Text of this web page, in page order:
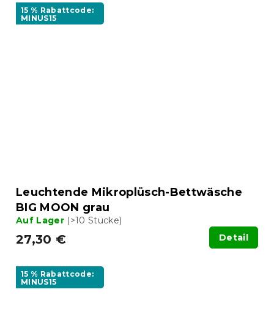
15 % Rabattcode:
MINUS15
Leuchtende Mikroplüsch-Bettwäsche
BIG MOON grau
Auf Lager (>10 Stücke)
27,30 € Detail
15 % Rabattcode:
MINUS15